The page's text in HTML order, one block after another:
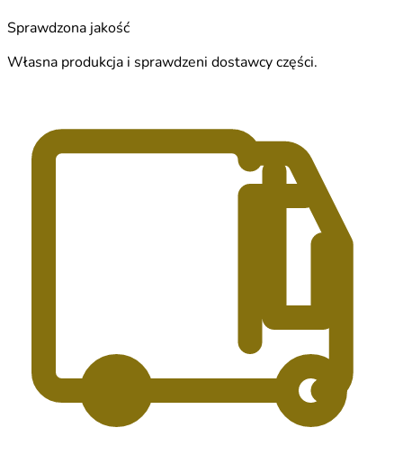
Sprawdzona jakość
Własna produkcja i sprawdzeni dostawcy części.